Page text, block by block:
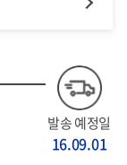
발송 예정일
16.09.01